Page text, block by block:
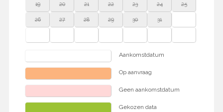
19 20 21 22 23 24 25
26 27 28 29 30 31
Aankomstdatum
Op aanvraag
Geen aankomstdatum
Gekozen data